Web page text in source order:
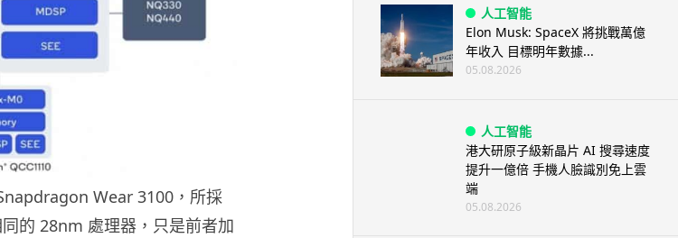
Wear 3100，所採
的 28nm 處理器，只是前者加
人工智能
Elon Musk: SpaceX 將挑戰萬億
年收入 目標明年數據...
05.08.2026
人工智能
港大研原子級新晶片 AI 搜尋速度
提升一億倍 手機人臉識別免上雲
端
05.08.2026